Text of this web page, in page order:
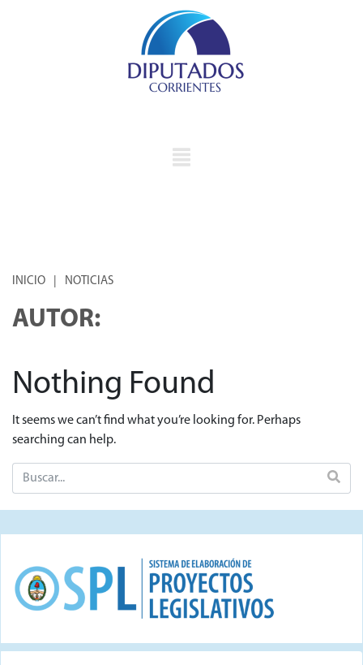
INICIO NOTICIAS
AUTOR:
Nothing Found
It seems we can’t find what you’re looking for. Perhaps
searching can help.